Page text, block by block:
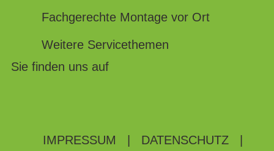
Fachgerechte Montage vor Ort
Weitere Servicethemen
Sie finden uns auf
IMPRESSUM DATENSCHUTZ